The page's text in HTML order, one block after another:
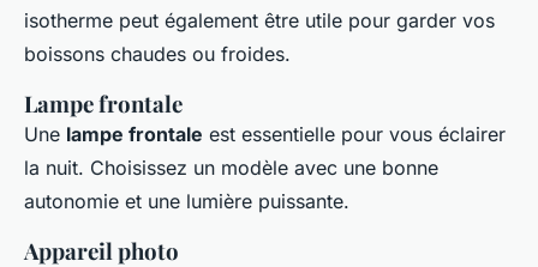
isotherme peut également être utile pour garder vos
boissons chaudes ou froides.
Lampe frontale
Une lampe frontale est essentielle pour vous éclairer
la nuit. Choisissez un modèle avec une bonne
autonomie et une lumière puissante.
Appareil photo